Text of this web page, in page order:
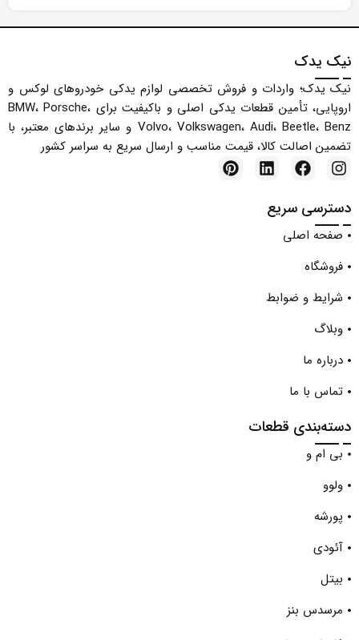
نیک یدک
نیک یدک؛ واردات و فروش تخصصی لوازم یدکی خودروهای لوکس و
اروپایی، تأمین قطعات یدکی اصلی و باکیفیت برای BMW، Porsche،
Volvo، Volkswagen، Audi، Beetle، Benz و سایر برندهای معتبر، با
تضمین اصالت کالا، قیمت مناسب و ارسال سریع به سراسر کشور
دسترسی سریع
صفحه اصلی
فروشگاه
شرایط و ضوابط
وبلاگ
درباره ما
تماس با ما
دسته‌بندی قطعات
بی ام و
ولوو
پورشه
آئودی
بیتل
مرسدس بنز